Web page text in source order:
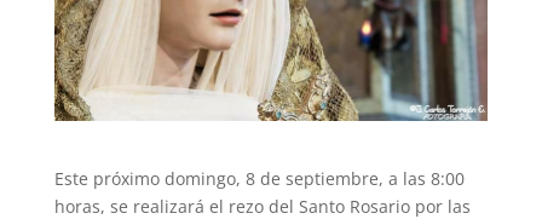
Este próximo domingo, 8 de septiembre, a las 8:00
horas, se realizará el rezo del Santo Rosario por las